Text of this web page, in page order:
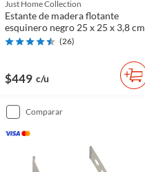
Just Home Collection
Estante de madera flotante
esquinero negro 25 x 25 x 3,8 cm
(26)
$449 c/u
comparar